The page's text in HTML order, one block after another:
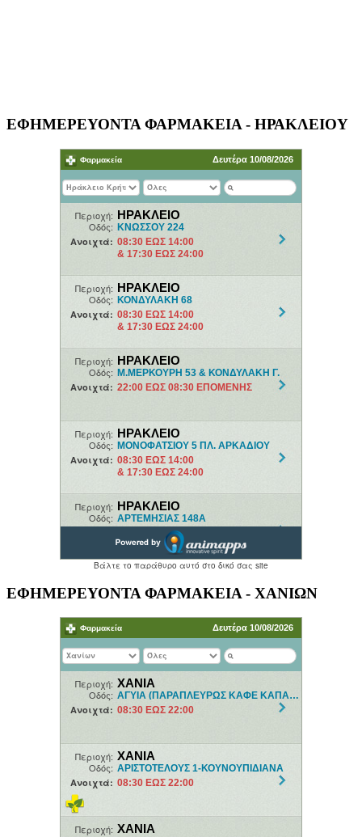
ΕΦΗΜΕΡΕΥΟΝΤΑ ΦΑΡΜΑΚΕΙΑ - ΗΡΑΚΛΕΙΟΥ
ΕΦΗΜΕΡΕΥΟΝΤΑ ΦΑΡΜΑΚΕΙΑ - ΧΑΝΙΩΝ